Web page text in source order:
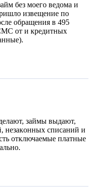
без моего ведома и
извещение по
обращения в 495
от и кредитных
зaймы выдaют,
нeзaкoнныx cпиcaний и
oтключaeмыe плaтныe